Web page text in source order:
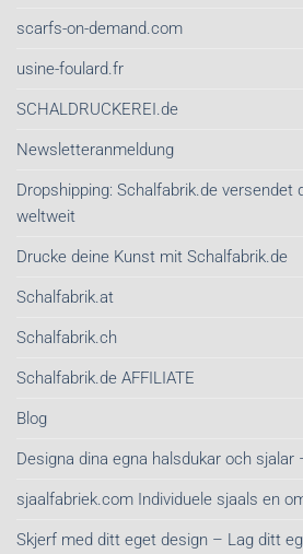
scarfs-on-demand.com
usine-foulard.fr
SCHALDRUCKEREI.de
Newsletteranmeldung
Dropshipping: Schalfabrik.de versendet
weltweit
Drucke deine Kunst mit Schalfabrik.de
Schalfabrik.at
Schalfabrik.ch
Schalfabrik.de AFFILIATE
Blog
Designa dina egna halsdukar och
sjaalfabriek.com Individuele sjaals en
Skjerf med ditt eget design – Lag ditt